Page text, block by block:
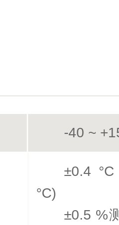
-40 ~
±0.4
°C)
±0.5 %